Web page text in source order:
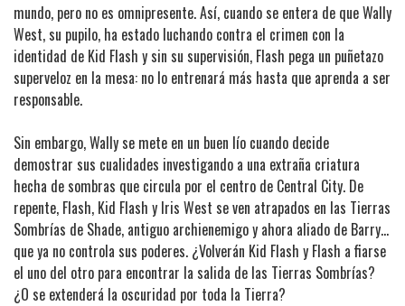
mundo, pero no es omnipresente. Así, cuando se entera de que Wally
West, su pupilo, ha estado luchando contra el crimen con la
identidad de Kid Flash y sin su supervisión, Flash pega un puñetazo
superveloz en la mesa: no lo entrenará más hasta que aprenda a ser
responsable.
Sin embargo, Wally se mete en un buen lío cuando decide
demostrar sus cualidades investigando a una extraña criatura
hecha de sombras que circula por el centro de Central City. De
repente, Flash, Kid Flash y Iris West se ven atrapados en las Tierras
Sombrías de Shade, antiguo archienemigo y ahora aliado de Barry...
que ya no controla sus poderes. ¿Volverán Kid Flash y Flash a fiarse
el uno del otro para encontrar la salida de las Tierras Sombrías?
¿O se extenderá la oscuridad por toda la Tierra?